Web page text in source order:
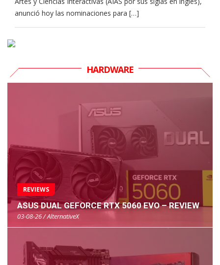
anunció hoy las nominaciones para […]
HARDWARE
REVIEWS
ASUS DUAL GEFORCE RTX 5060 EVO – REVIEW
03-08-26 / AlternativeX